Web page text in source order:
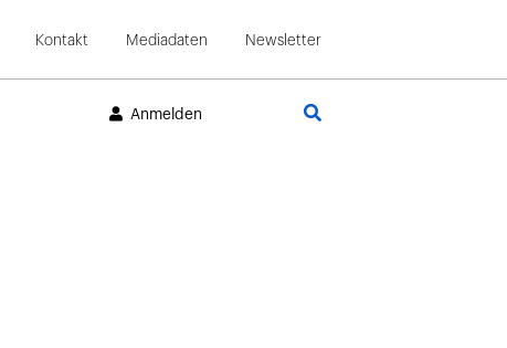
Kontakt Mediadaten Newsletter
Anmelden